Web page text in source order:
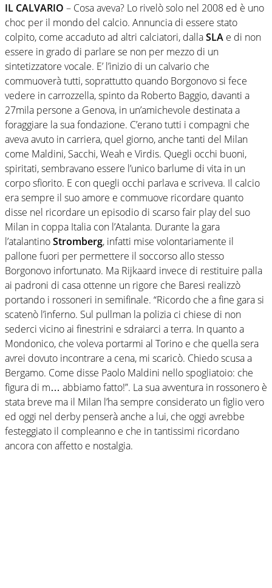
IL CALVARIO – Cosa aveva? Lo rivelò solo nel 2008 ed è uno
choc per il mondo del calcio. Annuncia di essere stato
colpito, come accaduto ad altri calciatori, dallaSLA e di non
essere in grado di parlare se non per mezzo di un
sintetizzatore vocale. E’ l’inizio di un calvario che
commuoverà tutti, soprattutto quando Borgonovo si fece
vedere in carrozzella, spinto da Roberto Baggio, davanti a
27mila persone a Genova, in un’amichevole destinata a
foraggiare la sua fondazione. C’erano tutti i compagni che
aveva avuto in carriera, quel giorno, anche tanti del Milan
come Maldini, Sacchi, Weah e Virdis. Quegli occhi buoni,
spiritati, sembravano essere l’unico barlume di vita in un
corpo sfiorito. E con quegli occhi parlava e scriveva. Il calcio
era sempre il suo amore e commuove ricordare quanto
disse nel ricordare un episodio di scarso fair play del suo
Milan in coppa Italia con l’Atalanta. Durante la gara
l’atalantinoStromberg, infatti mise volontariamente il
pallone fuori per permettere il soccorso allo stesso
Borgonovo infortunato. Ma Rijkaard invece di restituire palla
ai padroni di casa ottenne un rigore che Baresi realizzò
portando i rossoneri in semifinale. “Ricordo che a fine gara si
scatenò l’inferno. Sul pullman la polizia ci chiese di non
sederci vicino ai finestrini e sdraiarci a terra. In quanto a
Mondonico, che voleva portarmi al Torino e che quella sera
avrei dovuto incontrare a cena, mi scaricò. Chiedo scusa a
Bergamo. Come disse Paolo Maldini nello spogliatoio: che
figura di m… abbiamo fatto!”. La sua avventura in rossonero è
stata breve ma il Milan l’ha sempre considerato un figlio vero
ed oggi nel derby penserà anche a lui, che oggi avrebbe
festeggiato il compleanno e che in tantissimi ricordano
ancora con affetto e nostalgia.